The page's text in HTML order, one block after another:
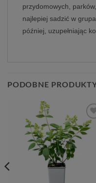
przydomowych,
najlepiej sadzić w
później, uzupełniając
PODOBNE
Dodaj